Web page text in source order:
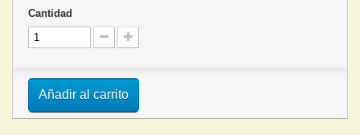
Cantidad
Añadir al carrito